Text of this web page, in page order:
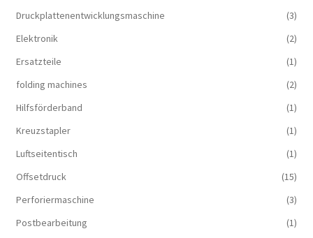
Druckplattenentwicklungsmaschine
(3)
Elektronik
(2)
Ersatzteile
(1)
folding machines
(2)
Hilfsförderband
(1)
Kreuzstapler
(1)
Luftseitentisch
(1)
Offsetdruck
(15)
Perforiermaschine
(3)
Postbearbeitung
(1)